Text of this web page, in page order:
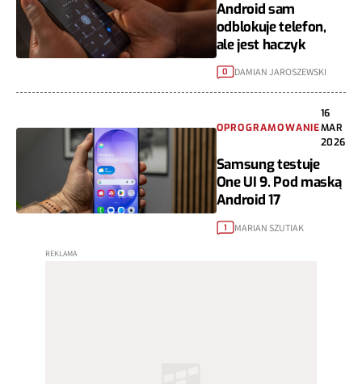
Android sam
odblokuje telefon,
ale jest haczyk
0 DAMIAN JAROSZEWSKI
OPROGRAMOWANIE
16
MAR
2026
Samsung testuje
One UI 9. Pod maską
Android 17
1 MARIAN SZUTIAK